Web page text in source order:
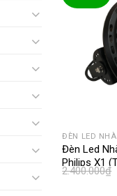
ĐÈN LED
Đèn Led
Philips X1
2.400.000₫